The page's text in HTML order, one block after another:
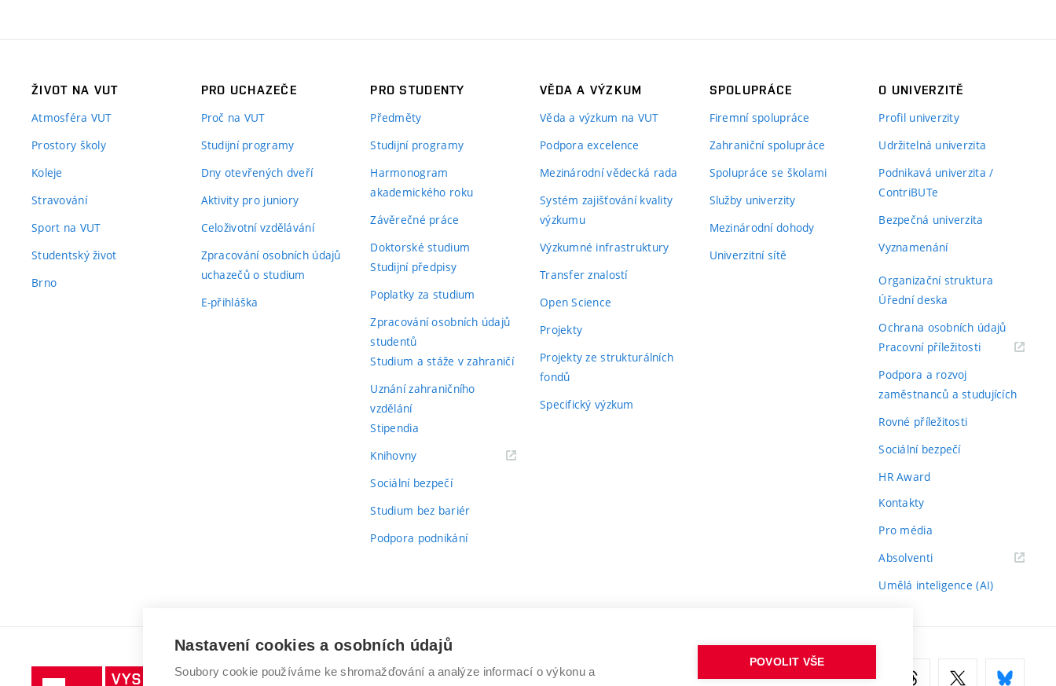
ŽIVOT NA VUT
Atmosféra VUT
Prostory školy
Koleje
Stravování
Sport na VUT
Studentský život
Brno
PRO UCHAZEČE
Proč na VUT
Studijní programy
Dny otevřených dveří
Aktivity pro juniory
Celoživotní vzdělávání
Zpracování osobních údajů
uchazečů o studium
E-přihláška
PRO STUDENTY
Předměty
Studijní programy
Harmonogram
akademického roku
Závěrečné práce
Doktorské studium
Studijní předpisy
Poplatky za studium
Zpracování osobních údajů
studentů
Studium a stáže v zahraničí
Uznání zahraničního
vzdělání
Stipendia
Knihovny(externí
Sociální bezpečí
Studium bez bariér
Podpora podnikání
VĚDA A VÝZKUM
Věda a výzkum na VUT
Podpora excelence
Mezinárodní vědecká rada
Systém zajišťování kvality
výzkumu
Výzkumné infrastruktury
Transfer znalostí
Open Science
Projekty
Projekty ze strukturálních
fondů
Specifický výzkum
SPOLUPRÁCE
Firemní spolupráce
Zahraniční spolupráce
Spolupráce se školami
Služby univerzity
Mezinárodní dohody
Univerzitní sítě
O UNIVERZITĚ
Profil univerzity
Udržitelná univerzita
Podnikavá univerzita /
ContriBUTe
Bezpečná univerzita
Vyznamenání
Organizační struktura
Úřední deska
Ochrana osobních údajů
Pracovní příležitosti(externí
Podpora a rozvoj
zaměstnanců a studujících
Rovné příležitosti
Sociální bezpečí
HR Award
Kontakty
Pro média
Absolventi(externí
Umělá inteligence (AI)
Vysoké VYSOKÉ UČENÍ TECHNICKÉ V BRNĚ
Nastavení cookies a osobních údajů
Soubory cookie používáme ke shromažďování a analýze informací o výkonu a
POVOLIT VŠE